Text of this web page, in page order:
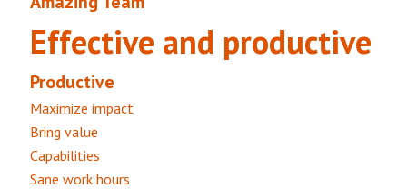
Effective and productive
Productive
Maximize impact
Bring value
Capabilities
Sane work hours